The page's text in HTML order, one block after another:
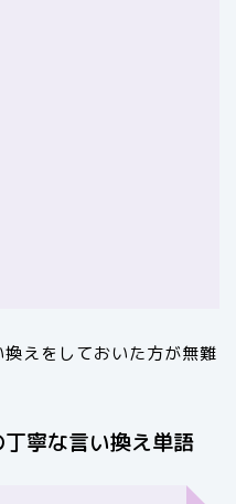
えをしておいた方が無難
寧な言い換え単語